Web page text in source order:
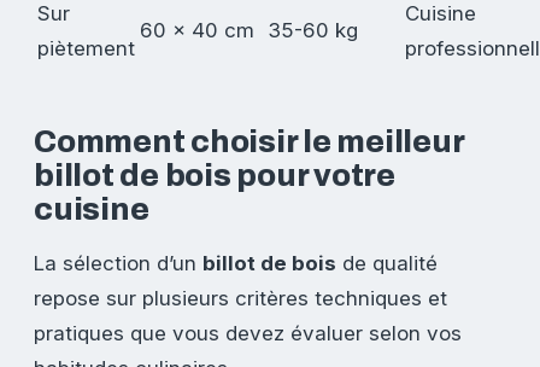
Sur
piètement
60 x 40 cm 35-60 kg
Cuisine
Comment choisir le meilleur
billot de bois pour votre
cuisine
La sélection d’un billot de bois de qualité
repose sur plusieurs critères techniques et
pratiques que vous devez évaluer selon vos